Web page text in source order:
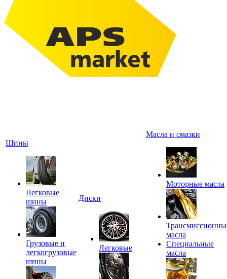
Шины
Легковые
шины
Грузовые и
легкогрузовые
шины
Диски
Легковые
Масла и смазки
Моторные масла
масла
Специальные
масла